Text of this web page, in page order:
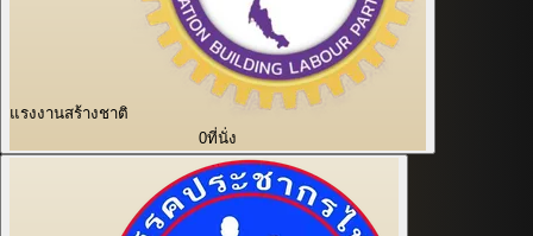
แรงงานสร้างชาติ
0ที่นั่ง